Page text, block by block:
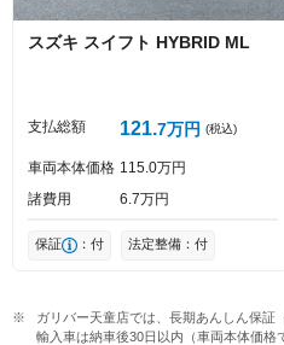
スズキ スイフト HYBRID ML
支払総額 121 7万円 (税込)
車両本体価格 115 0万円
諸費用
6 7万円
保証 ：付 法定整備：付
ガリバー天童店では、長期あんしん保証
輸入車は納車後30日以内（車両本体価